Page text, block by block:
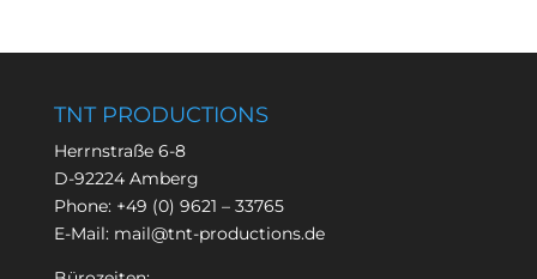
TNT PRODUCTIONS
Herrnstraße 6-8
D-92224 Amberg
Phone: +49 (0) 9621 – 33765
E-Mail: mail@tnt-productions.de